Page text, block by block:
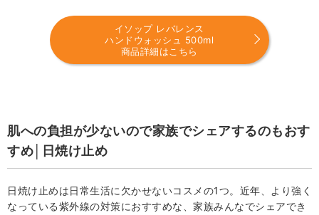
イソップ レバレンス
ハンドウォッシュ 500ml
商品詳細はこちら
肌への負担が少ないので家族でシェアするのもおす
すめ│日焼け止め
日焼け止めは日常生活に欠かせないコスメの1つ。近年、より強く
なっている紫外線の対策におすすめな、家族みんなでシェアでき